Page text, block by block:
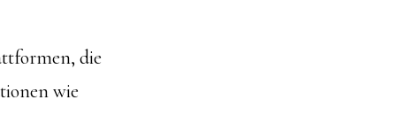
die
wie